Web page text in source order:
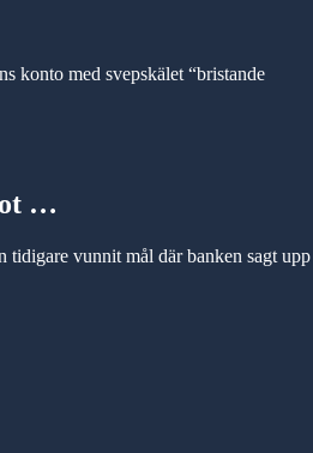
konto med svepskälet “bristande
…
vunnit mål där banken sagt upp